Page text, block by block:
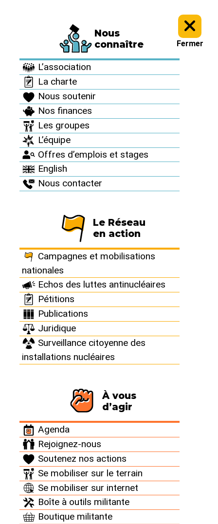
Nous
connaître
L’association
La charte
Nous soutenir
Nos finances
Les groupes
L’équipe
Offres d’emplois et stages
English
Nous contacter
Le Réseau
en action
Campagnes et mobilisations
nationales
Echos des luttes antinucléaires
Pétitions
Publications
Juridique
Surveillance citoyenne des
installations nucléaires
À vous
d’agir
Agenda
Rejoignez-nous
Soutenez nos actions
Se mobiliser sur le terrain
Se mobiliser sur internet
Boîte à outils militante
Boutique militante
Fermer
Nos communiqués de presse >
Nos communiqués de
presse
VICTOIRE !
Important rejet
de gaz
centrale
nucléaire de
Golfech : les
fautes d’EDF
enfin